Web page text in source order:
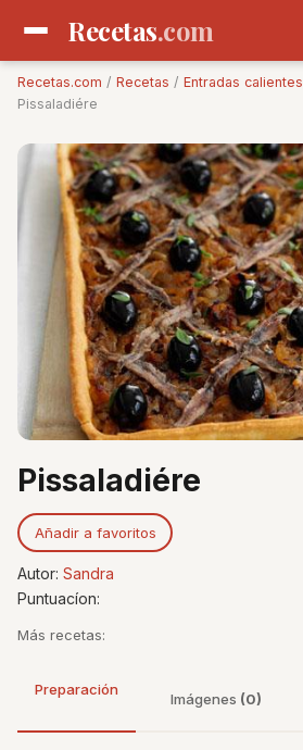
Recetas.com
Recetas.com / Recetas / Entradas calientes
Pissaladiére
Pissaladiére
Añadir a favoritos
Autor: Sandra
Puntuacíon:
Más recetas:
Preparación
Imágenes (0)